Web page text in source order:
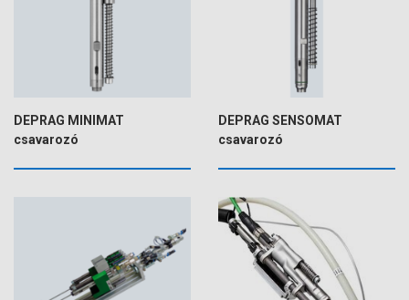
DEPRAG MINIMAT
csavarozó
DEPRAG SENSOMAT
csavarozó